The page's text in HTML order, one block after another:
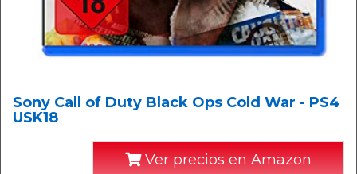
Sony Call of Duty Black Ops Cold War - PS4
USK18
Ver precios en Amazon